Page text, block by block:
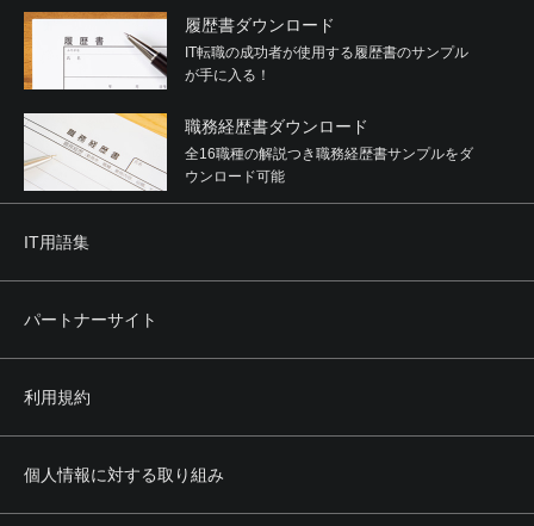
履歴書ダウンロード
IT転職の成功者が使用する履歴書のサンプル
が手に入る！
職務経歴書ダウンロード
全16職種の解説つき職務経歴書サンプルをダ
ウンロード可能
IT用語集
パートナーサイト
利用規約
個人情報に対する取り組み